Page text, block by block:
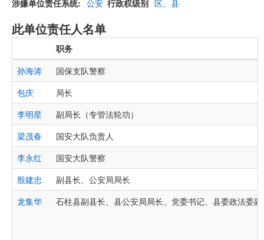
涉嫌单位责任系统
公安 行政权级别 区、县
此单位责任人名单
职务
孙海涛
国保支队警察
包庆
局长
李明星
副局长（专管法轮功）
梁茂春
国安大队负责人
李永红
国安大队警察
殷建忠
副县长、公安局局长
龙集华
石柱县副县长、县公安局局长、党委书记、县委政法委